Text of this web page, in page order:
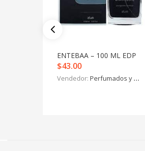
ENTEBAA – 100 ML EDP
$43.00
Vendedor: Perfumados y más